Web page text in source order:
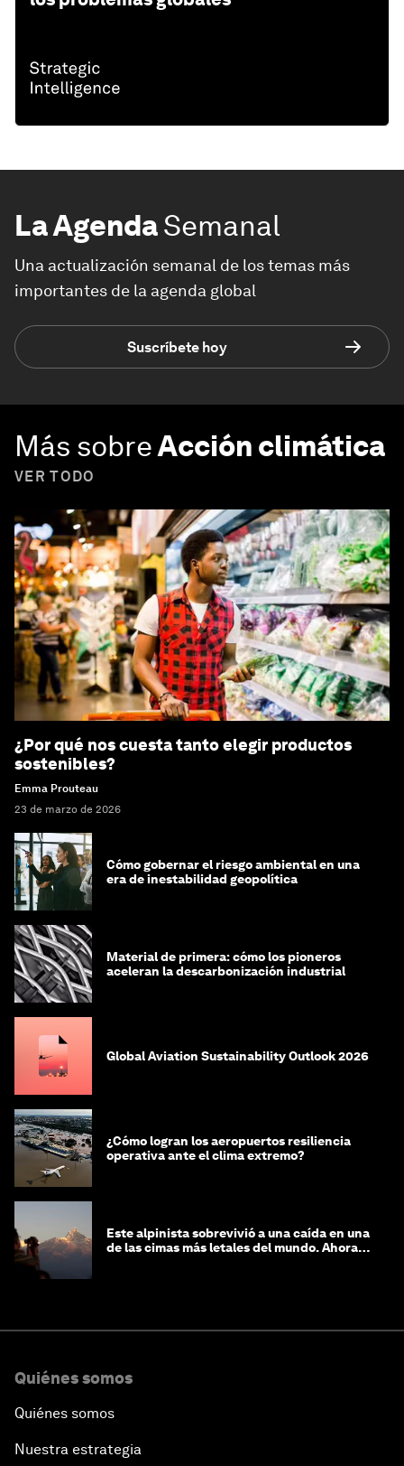
La AgendaSemanal
Una actualización semanal de los temas más
importantes de la agenda global
Suscríbete hoy
Más sobreAcción climática
VER TODO
¿Por qué nos cuesta tanto elegir productos
sostenibles?
Emma Prouteau
23 de marzo de 2026
Cómo gobernar el riesgo ambiental en una
era de inestabilidad geopolítica
Material de primera: cómo los pioneros
aceleran la descarbonización industrial
Global Aviation Sustainability Outlook 2026
¿Cómo logran los aeropuertos resiliencia
operativa ante el clima extremo?
Este alpinista sobrevivió a una caída en una
de las cimas más letales del mundo. Ahora
Quiénes somos
Quiénes somos
Nuestra estrategia